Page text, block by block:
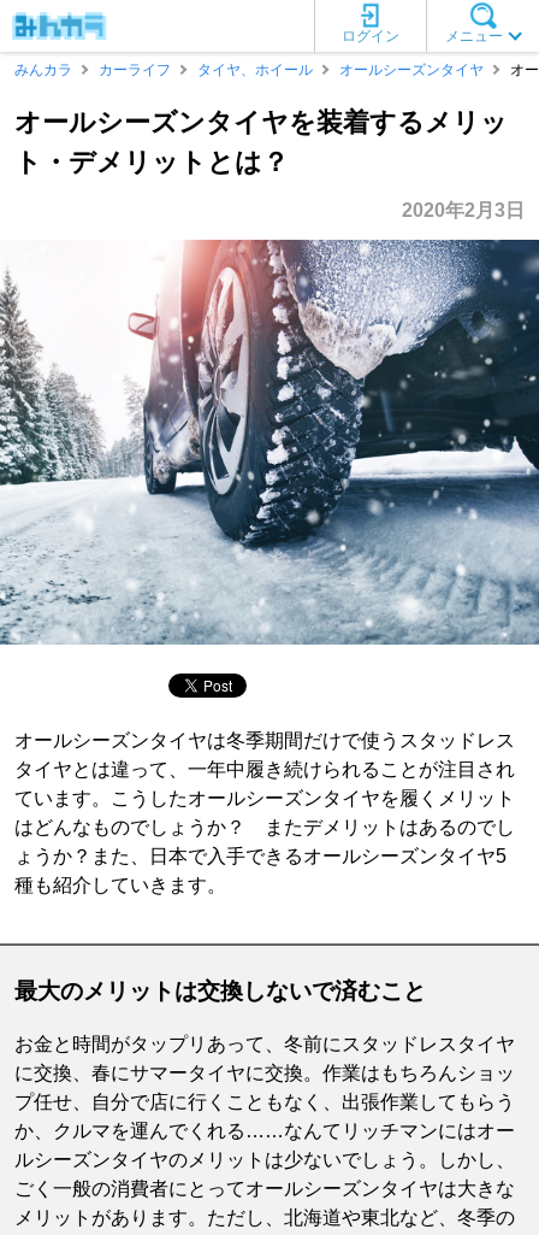
メニュー
ログイン
みんカラ
カーライフ タイヤ、ホイール オールシーズンタイヤ オ
オールシーズンタイヤを装着するメリッ
ト・デメリットとは？
2020年2月3日
オールシーズンタイヤは冬季期間だけで使うスタッドレス
タイヤとは違って、一年中履き続けられることが注目され
ています。こうしたオールシーズンタイヤを履くメリット
はどんなものでしょうか？ またデメリットはあるのでし
ょうか？また、日本で入手できるオールシーズンタイヤ5
種も紹介していきます。
最大のメリットは交換しないで済むこと
お金と時間がタップリあって、冬前にスタッドレスタイヤ
に交換、春にサマータイヤに交換。作業はもちろんショッ
プ任せ、自分で店に行くこともなく、出張作業してもらう
か、クルマを運んでくれる……なんてリッチマンにはオー
ルシーズンタイヤのメリットは少ないでしょう。しかし、
ごく一般の消費者にとってオールシーズンタイヤは大きな
メリットがあります。ただし、北海道や東北など、冬季の